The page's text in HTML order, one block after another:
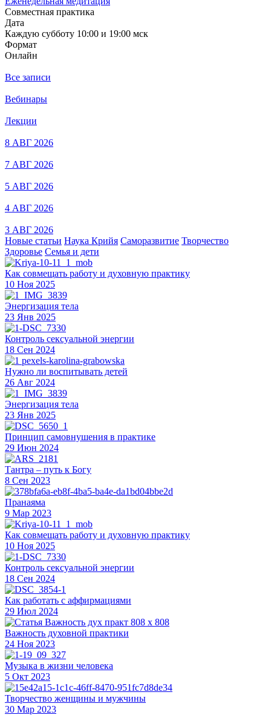
Совместная практика
Дата
Каждую субботу 10:00 и 19:00 мск
Формат
Онлайн
Все записи
Вебинары
Лекции
8 АВГ 2026
7 АВГ 2026
5 АВГ 2026
4 АВГ 2026
3 АВГ 2026
Новые статьи Наука Крийя Саморазвитие Творчество
Здоровье Семья и дети
Как совмещать работу и духовную практику
10 Ноя 2025
Энергизация тела
23 Янв 2025
Контроль сексуальной энергии
18 Сен 2024
Нужно ли воспитывать детей
26 Авг 2024
Энергизация тела
23 Янв 2025
Принцип самовнушения в практике
29 Июн 2024
Тантра – путь к Богу
8 Сен 2023
Пранаяма
9 Мар 2023
Как совмещать работу и духовную практику
10 Ноя 2025
Контроль сексуальной энергии
18 Сен 2024
Как работать с аффирмациями
29 Июл 2024
Важность духовной практики
24 Ноя 2023
Музыка в жизни человека
5 Окт 2023
Творчество женщины и мужчины
30 Мар 2023